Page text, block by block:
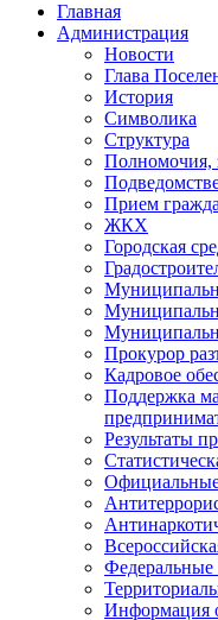
Главная
Администрация
Новости
Глава
История
Символика
Структура
Полномочия,
Прием
ЖКХ
Городская
Прокурор
Кадровое
Поддержка
Результаты
Федеральные
Информация